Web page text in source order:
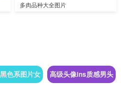
多肉品种大全图片
色系图片女 高级头像ins质感男头